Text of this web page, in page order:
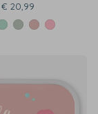
€ 20,99